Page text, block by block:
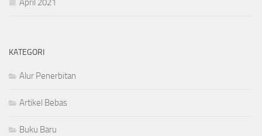
April 2021
KATEGORI
Alur Penerbitan
Artikel Bebas
Buku Baru